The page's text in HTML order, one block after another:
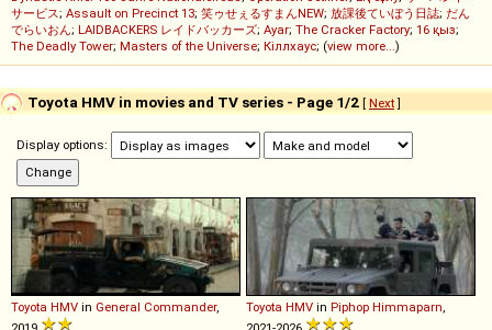
サービス; Assault on Precinct 13; 笑ゥせぇるすまんNEW; 放課後ていぼう日誌; だん
でらいおん; LAIDBACKERS レイドバッカーズ; Ayar; The Cracker Factory; 16 қыз;
The Deadly Tower; Masters of the Universe; Кіллхаус; (view more...)
Toyota HMV in movies and TV series - Page 1/2 [ Next]
Display options:
Toyota HMV in General Commander,
Toyota HMV in Piphop Himmaparn